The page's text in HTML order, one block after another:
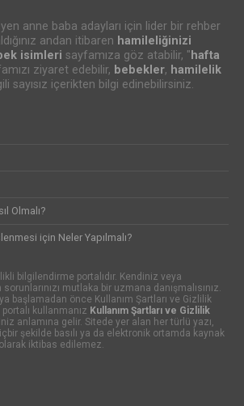
anne baba adayları için lider bir rehber
andan itibaren hamileliğinizi
isimleri sayfamıza göz atabilir, " hafta
ziyaret edebilir, bebekler, hamilelik
sayısız içerikten bilgi edinebilirsiniz.
Olmalı?
için Neler Yapılmalı?
bilgilendirme portalıdır. Kendiniz veya
mutlaka bir uzmana danışmalısınız.
başlamadan önce Kullanım Şartları ve Gizlilik
kullanmanız Kullanım Şartları ve Gizlilik
anlamına gelir. Sitede yer alan her türlü yazı,
şekilde basılı ya da elektronik ortamda kaynak
iktibas edilemez.